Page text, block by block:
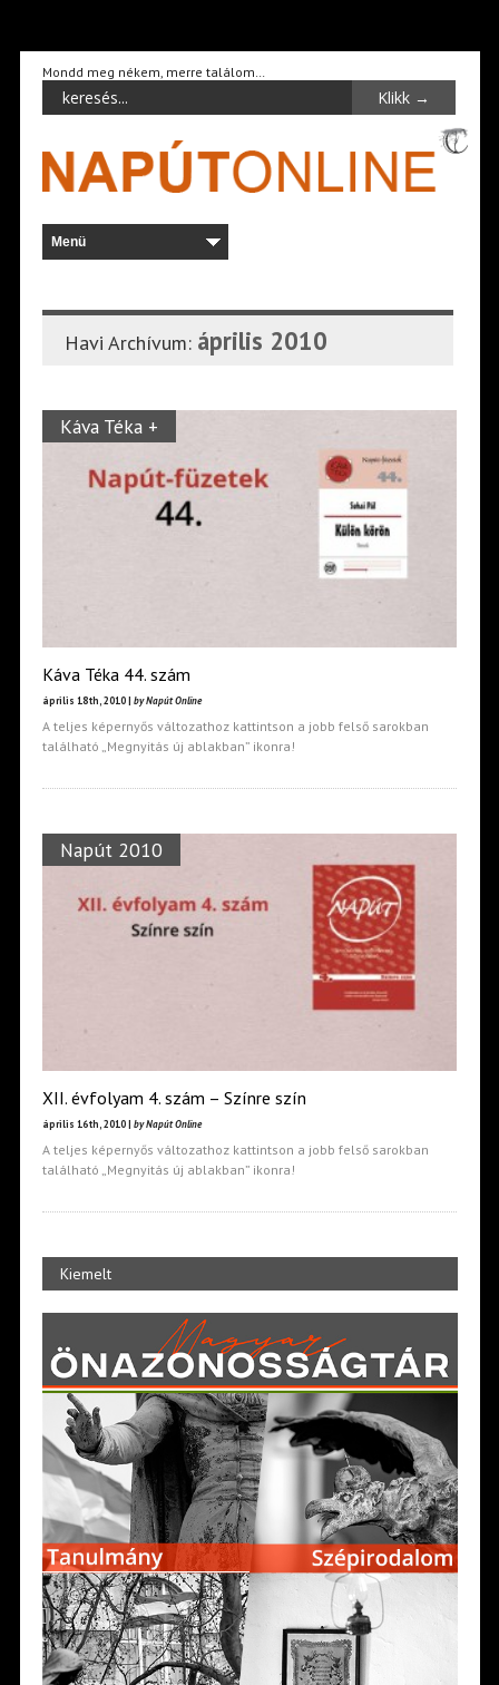
Mondd meg nékem, merre találom…
Havi Archívum: április 2010
Káva Téka +
Káva Téka 44. szám
április 18th, 2010 | by Napút Online
A teljes képernyős változathoz kattintson a jobb felső sarokban
található „Megnyitás új ablakban” ikonra!
Napút 2010
XII. évfolyam 4. szám – Színre szín
április 16th, 2010 | by Napút Online
A teljes képernyős változathoz kattintson a jobb felső sarokban
található „Megnyitás új ablakban” ikonra!
Kiemelt